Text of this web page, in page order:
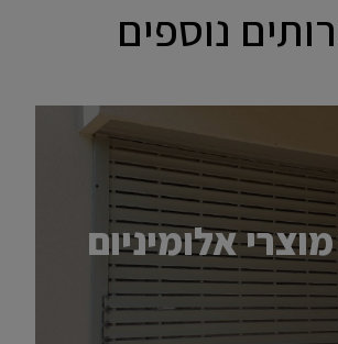
נוספים
מוצרי אלומיניום